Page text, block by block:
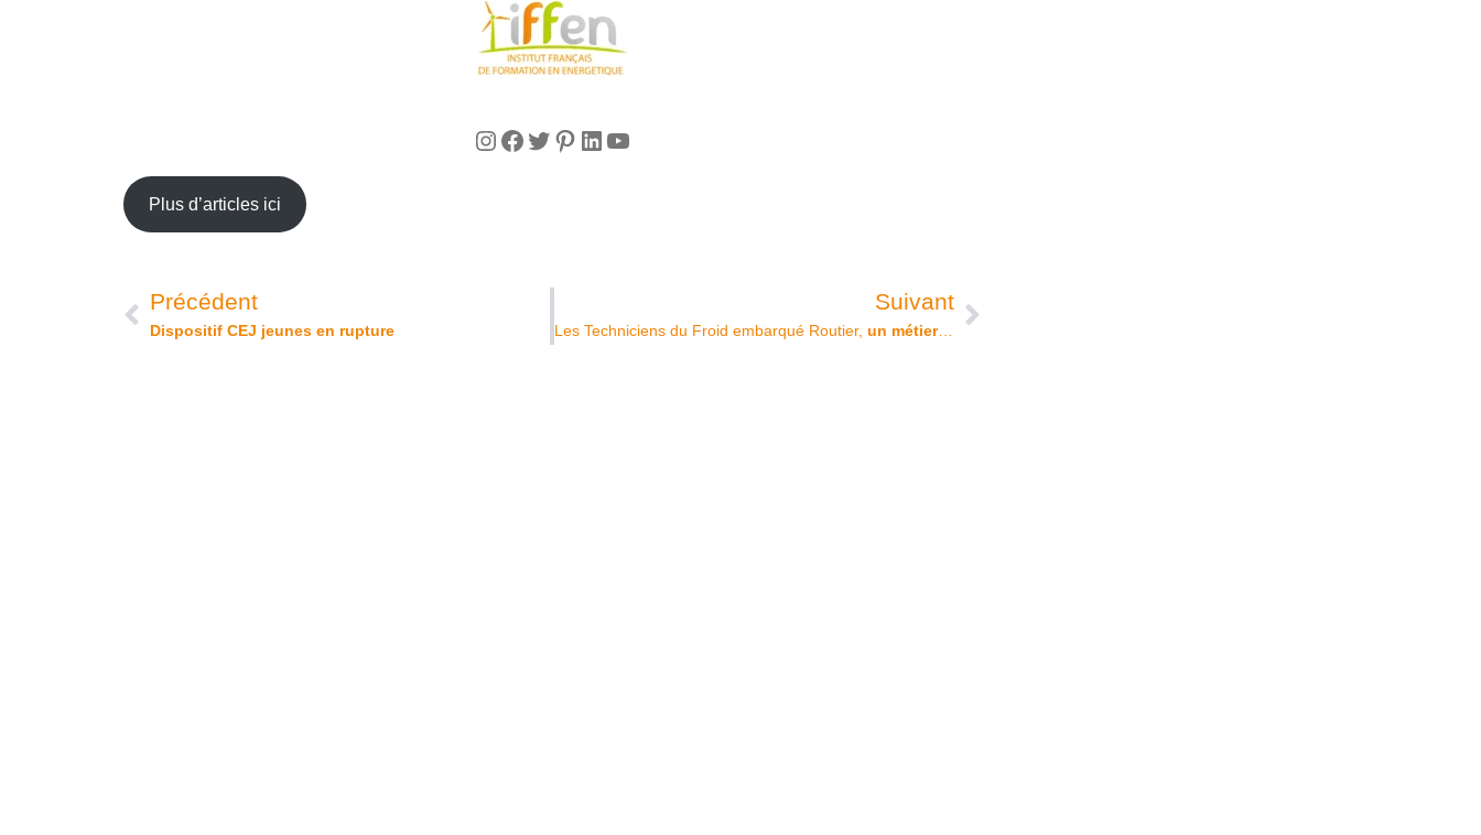
Plus d’articles ici
Précédent
Dispositif CEJ jeunes en rupture
Suivant
Les Techniciens du Froid embarqué Routier, un métier essentiel, un métier qui recrute !